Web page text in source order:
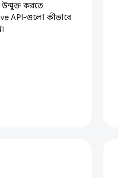
করতে
API-গুলো কীভাবে